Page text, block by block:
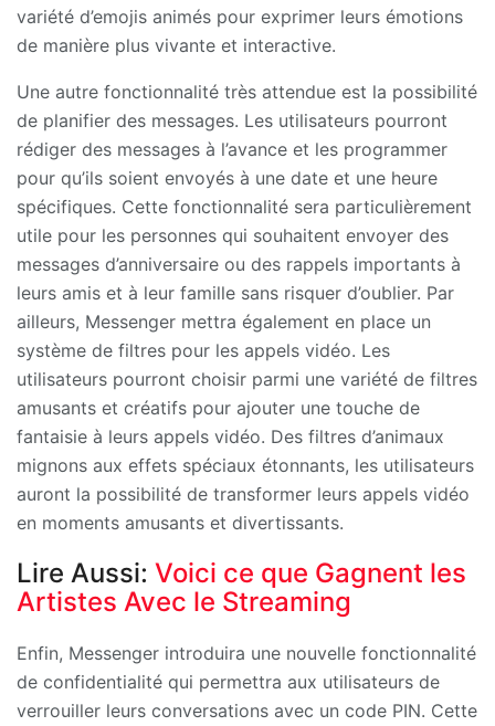
variété d’emojis animés pour exprimer leurs émotions
de manière plus vivante et interactive.
Une autre fonctionnalité très attendue est la possibilité
de planifier des messages. Les utilisateurs pourront
rédiger des messages à l’avance et les programmer
pour qu’ils soient envoyés à une date et une heure
spécifiques. Cette fonctionnalité sera particulièrement
utile pour les personnes qui souhaitent envoyer des
messages d’anniversaire ou des rappels importants à
leurs amis et à leur famille sans risquer d’oublier. Par
ailleurs, Messenger mettra également en place un
système de filtres pour les appels vidéo. Les
utilisateurs pourront choisir parmi une variété de filtres
amusants et créatifs pour ajouter une touche de
fantaisie à leurs appels vidéo. Des filtres d’animaux
mignons aux effets spéciaux étonnants, les utilisateurs
auront la possibilité de transformer leurs appels vidéo
en moments amusants et divertissants.
Lire Aussi: Voici ce que Gagnent les
Artistes Avec le Streaming
Enfin, Messenger introduira une nouvelle fonctionnalité
de confidentialité qui permettra aux utilisateurs de
verrouiller leurs conversations avec un code PIN. Cette